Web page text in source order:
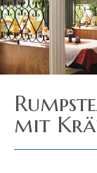
mit